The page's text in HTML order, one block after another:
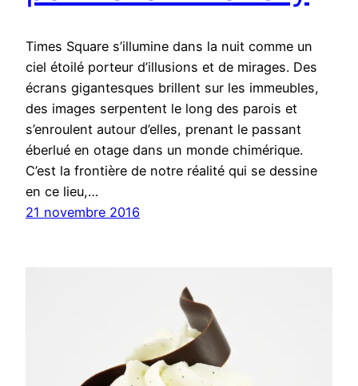
Times Square s’illumine dans la nuit comme un
ciel étoilé porteur d’illusions et de mirages. Des
écrans gigantesques brillent sur les immeubles,
des images serpentent le long des parois et
s’enroulent autour d’elles, prenant le passant
éberlué en otage dans un monde chimérique.
C’est la frontière de notre réalité qui se dessine
en ce lieu,…
21 novembre 2016